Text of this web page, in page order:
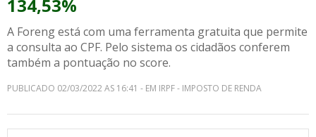
134,53%
A Foreng está com uma ferramenta gratuita que permite
a consulta ao CPF. Pelo sistema os cidadãos conferem
também a pontuação no score.
PUBLICADO 02/03/2022 AS 16:41 - EM IRPF - IMPOSTO DE RENDA